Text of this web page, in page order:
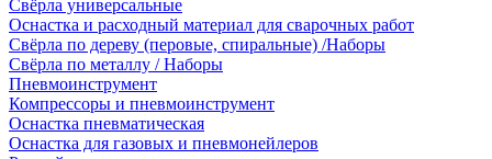
Свёрла универсальные
Оснастка и расходный материал для сварочных работ
Свёрла по дереву (перовые, спиральные) /Наборы
Свёрла по металлу / Наборы
Пневмоинструмент
Компрессоры и пневмоинструмент
Оснастка пневматическая
Оснастка для газовых и пневмонейлеров